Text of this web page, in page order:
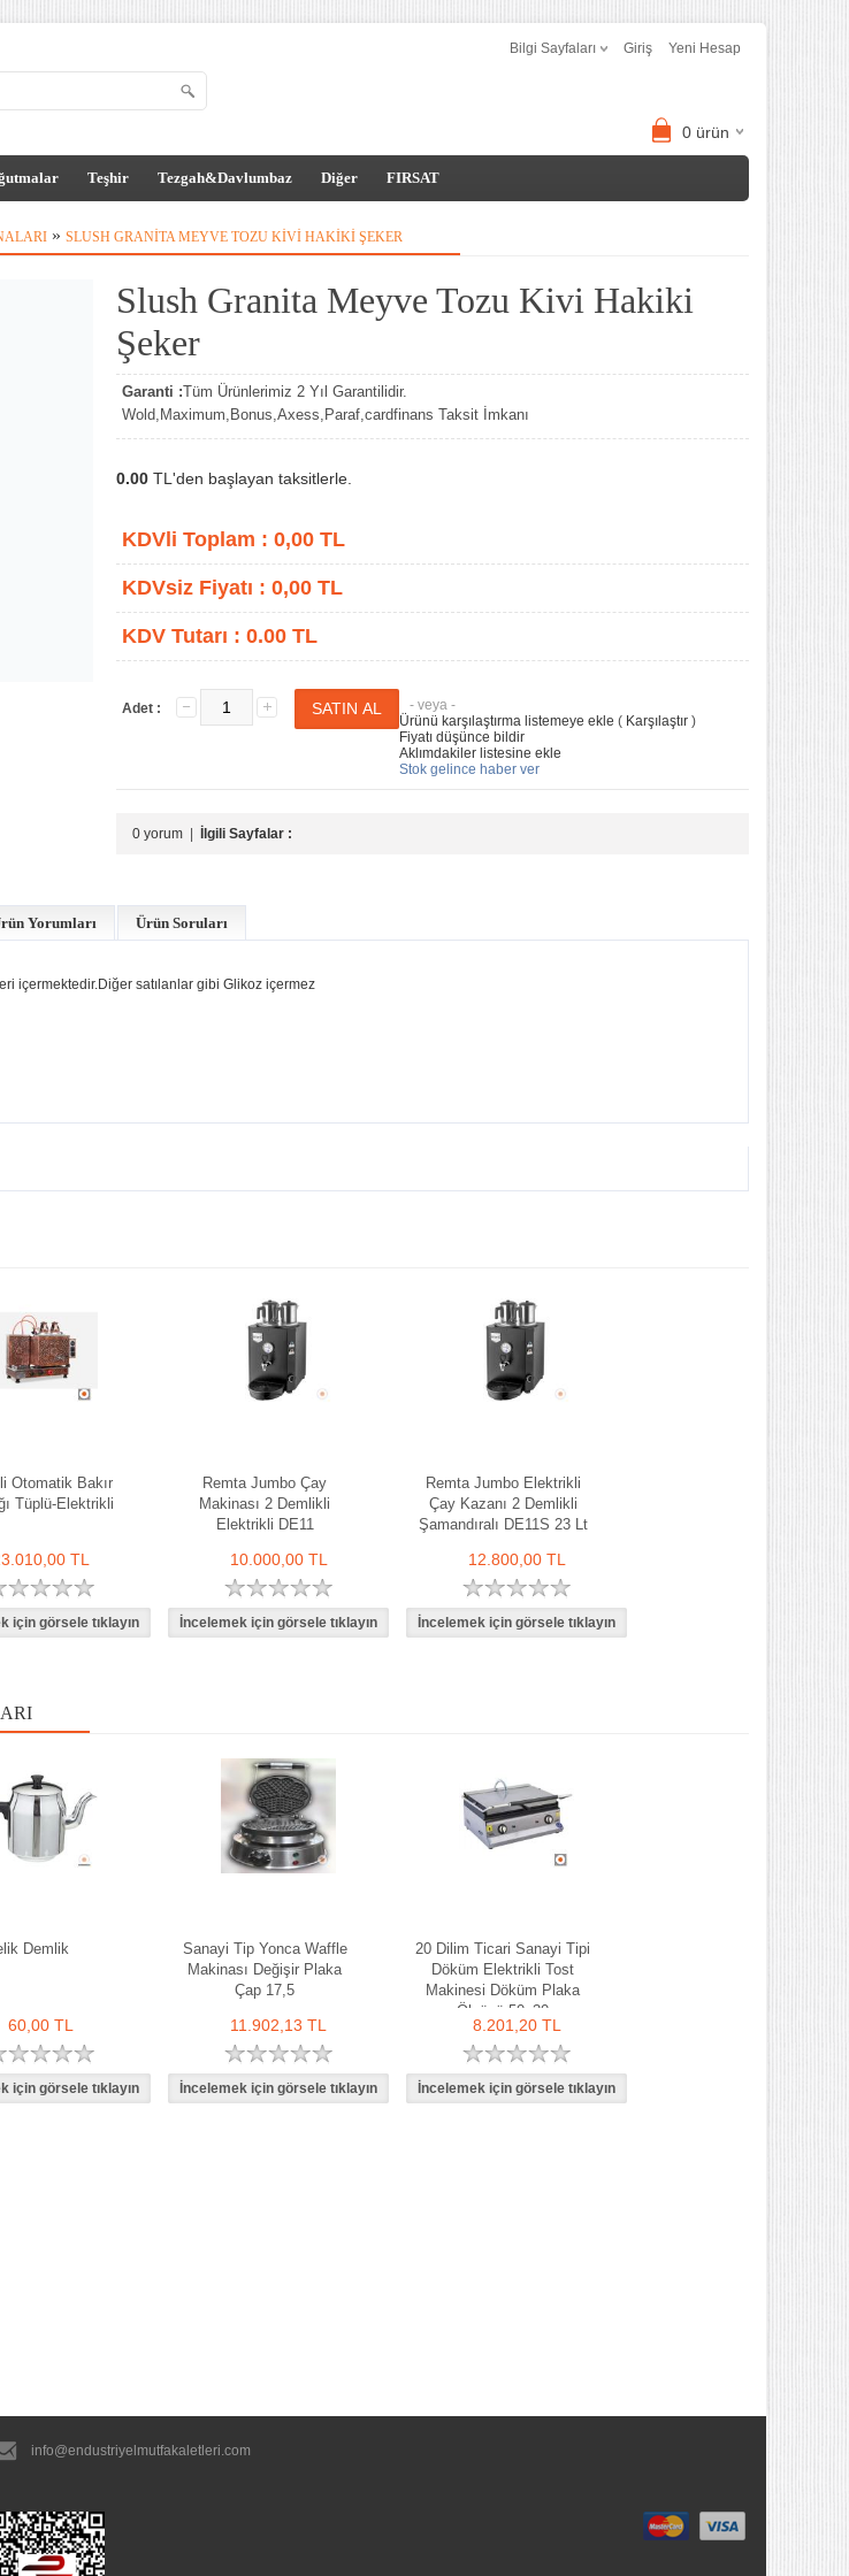
Bilgi Sayfaları Giriş Yeni Hesap
0 ürün
Teşhir Tezgah&Davlumbaz Diğer FIRSAT
» SLUSH GRANITA MEYVE TOZU KIVI HAKIKI ŞEKER
Slush Granita Meyve Tozu Kivi Hakiki
Şeker
Garanti :Tüm Ürünlerimiz 2 Yıl Garantilidir.
Wold,Maximum,Bonus,Axess,Paraf,cardfinans Taksit İmkanı
0.00 TL'den başlayan taksitlerle.
KDVli Toplam : 0,00 TL
KDVsiz Fiyatı : 0,00 TL
KDV Tutarı : 0.00 TL
Adet :
- veya -
Ürünü karşılaştırma listemeye ekle ( Karşılaştır )
Fiyatı düşünce bildir
Aklımdakiler listesine ekle
Stok gelince haber ver
0 yorum İlgili Sayfalar :
Yorumları Ürün Soruları
içermektedir.Diğer satılanlar gibi Glikoz içermez
Otomatik Bakır
Tüplü-Elektrikli
TL
Remta Jumbo Çay
Makinası 2 Demlikli
Elektrikli DE11
10.000,00 TL
Remta Jumbo Elektrikli
Çay Kazanı 2 Demlikli
Şamandıralı DE11S 23 Lt
12.800,00 TL
Demlik
60,00 TL
Sanayi Tip Yonca Waffle
Makinası Değişir Plaka
Çap 17,5
11.902,13 TL
20 Dilim Ticari Sanayi Tipi
Döküm Elektrikli Tost
Makinesi Döküm Plaka
Ölçüsü 50x30
8.201,20 TL
info@endustriyelmutfakaletleri.com